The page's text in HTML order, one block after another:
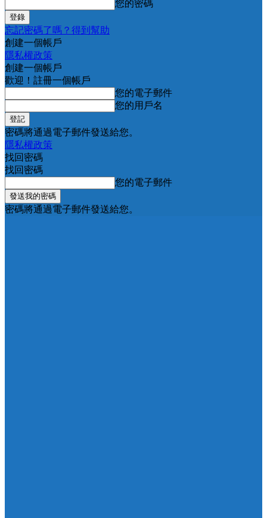
您的密碼
忘記密碼了嗎？得到幫助
創建一個帳戶
隱私權政策
創建一個帳戶
歡迎！註冊一個帳戶
您的電子郵件
您的用戶名
密碼將通過電子郵件發送給您。
隱私權政策
找回密碼
找回密碼
您的電子郵件
密碼將通過電子郵件發送給您。